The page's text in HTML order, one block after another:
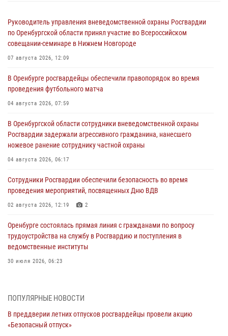
Руководитель управления вневедомственной охраны Росгвардии
по Оренбургской области принял участие во Всероссийском
совещании-семинаре в Нижнем Новгороде
07 августа 2026, 12:09
В Оренбурге росгвардейцы обеспечили правопорядок во время
проведения футбольного матча
04 августа 2026, 07:59
В Оренбургской области сотрудники вневедомственной охраны
Росгвардии задержали агрессивного гражданина, нанесшего
ножевое ранение сотруднику частной охраны
04 августа 2026, 06:17
Сотрудники Росгвардии обеспечили безопасность во время
проведения мероприятий, посвященных Дню ВДВ
02 августа 2026, 12:19 2
Оренбурге состоялась прямая линия с гражданами по вопросу
трудоустройства на службу в Росгвардию и поступления в
ведомственные институты
30 июля 2026, 06:23
28 июля 2026, 09:58 1
Росгвардейцы обеспечили правопорядок на праздновании Дня
ВМФ в Оренбурге
ПОПУЛЯРНЫЕ НОВОСТИ
В преддверии летних отпусков росгвардейцы провели акцию
«Безопасный отпуск»